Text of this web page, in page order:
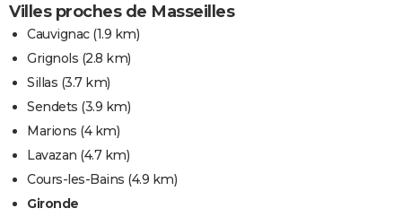
Villes proches de Masseilles
Cauvignac(1.9 km)
Grignols (2.8 km)
Sillas (3.7 km)
Sendets (3.9 km)
Marions (4 km)
Lavazan (4.7 km)
Cours-les-Bains (4.9 km)
Gironde